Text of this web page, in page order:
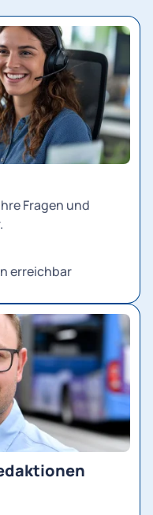
Fragen und
erreichbar